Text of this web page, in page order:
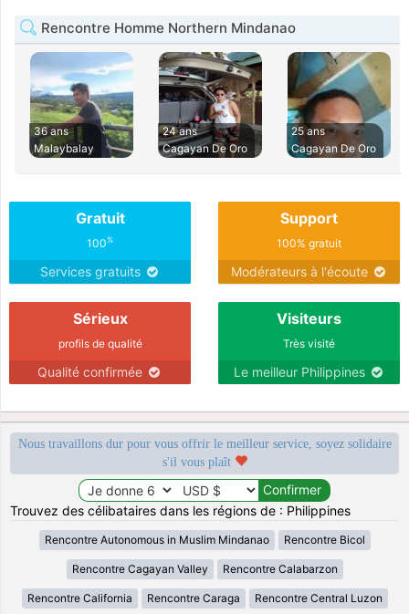
Rencontre Homme Northern Mindanao
36 ans
Malaybalay
24 ans
Cagayan De Oro
25 ans
Cagayan De Oro
Gratuit
100%
Services gratuits
Support
100% gratuit
Modérateurs à l'écoute
Sérieux
profils de qualité
Qualité confirmée
Visiteurs
Très visité
Le meilleur Philippines
Nous travaillons dur pour vous offrir le meilleur service, soyez solidaire
s'il vous plaît
Trouvez des célibataires dans les régions de : Philippines
Rencontre Autonomous in Muslim Mindanao Rencontre Bicol
Rencontre Cagayan Valley Rencontre Calabarzon
Rencontre California Rencontre Caraga Rencontre Central Luzon